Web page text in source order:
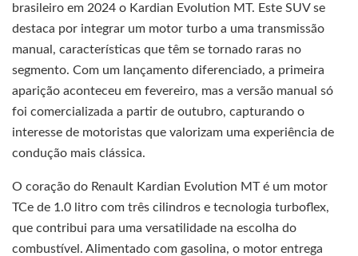
brasileiro em 2024 o Kardian Evolution MT. Este SUV se
destaca por integrar um motor turbo a uma transmissão
manual, características que têm se tornado raras no
segmento. Com um lançamento diferenciado, a primeira
aparição aconteceu em fevereiro, mas a versão manual só
foi comercializada a partir de outubro, capturando o
interesse de motoristas que valorizam uma experiência de
condução mais clássica.
O coração do Renault Kardian Evolution MT é um motor
TCe de 1.0 litro com três cilindros e tecnologia turboflex,
que contribui para uma versatilidade na escolha do
combustível. Alimentado com gasolina, o motor entrega